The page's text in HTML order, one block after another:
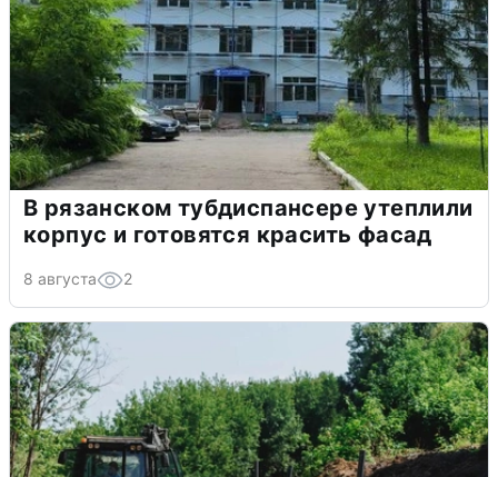
В рязанском тубдиспансере утеплили
корпус и готовятся красить фасад
8 августа 2